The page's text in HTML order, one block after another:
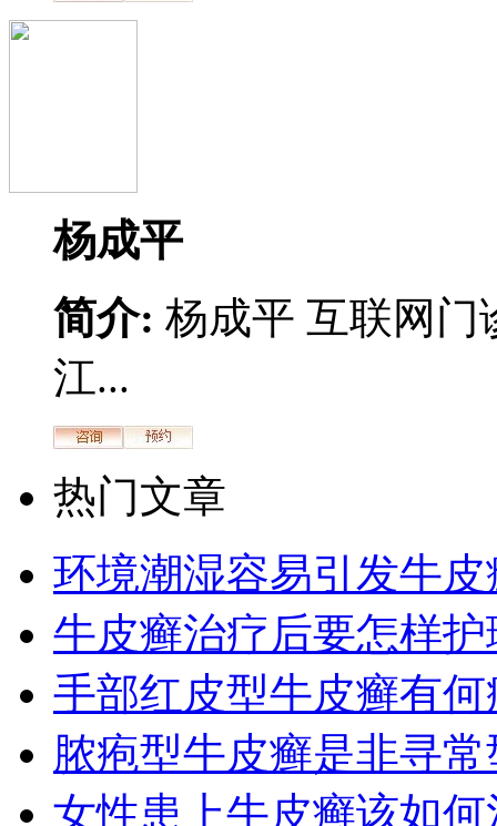
杨成平
简介: 杨成平 互联网门
江...
热门文章
环境潮湿容易引发牛皮
牛皮癣治疗后要怎样护
手部红皮型牛皮癣有何
脓疱型牛皮癣是非寻
女性患上牛皮癣该如何